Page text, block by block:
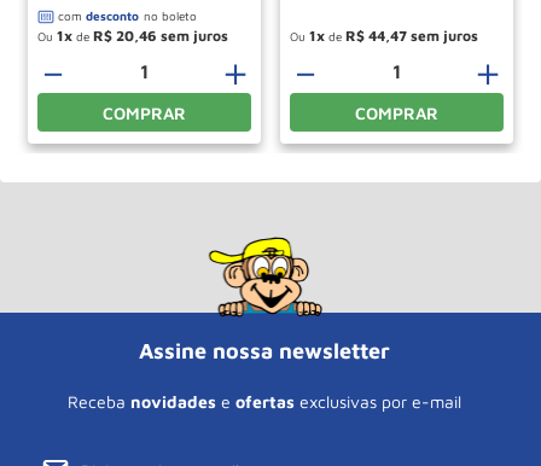
Ou 1 de R$ 20 46
＋
－
COMPRAR
Ou 1 de R$ 44 47
＋
－
COMPRAR
Assine nossa newsletter
Receba novidades e ofertas exclusivas por e-mail